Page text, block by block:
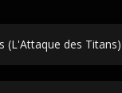
(L'Attaque des Titans)